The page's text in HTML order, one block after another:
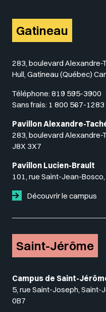
Gatineau
283, boulevard Alexandre-
Hull, Gatineau (Québec)
Téléphone: 819 595-3900
Sans frais: 1 800 567-1283
Pavillon Alexandre-
283, boulevard Alexandre-
J8X 3X7
Pavillon Lucien-Brault
101, rue Saint-Jean-
Découvrir le campus
Saint-Jérôme
Campus de Saint-
5, rue Saint-Joseph,
0B7